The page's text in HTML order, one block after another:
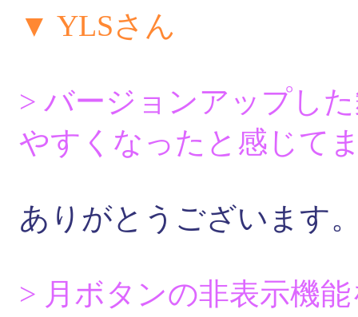
▼ YLSさん
> バージョンアップし
やすくなったと感じて
ありがとうございます
> 月ボタンの非表示機